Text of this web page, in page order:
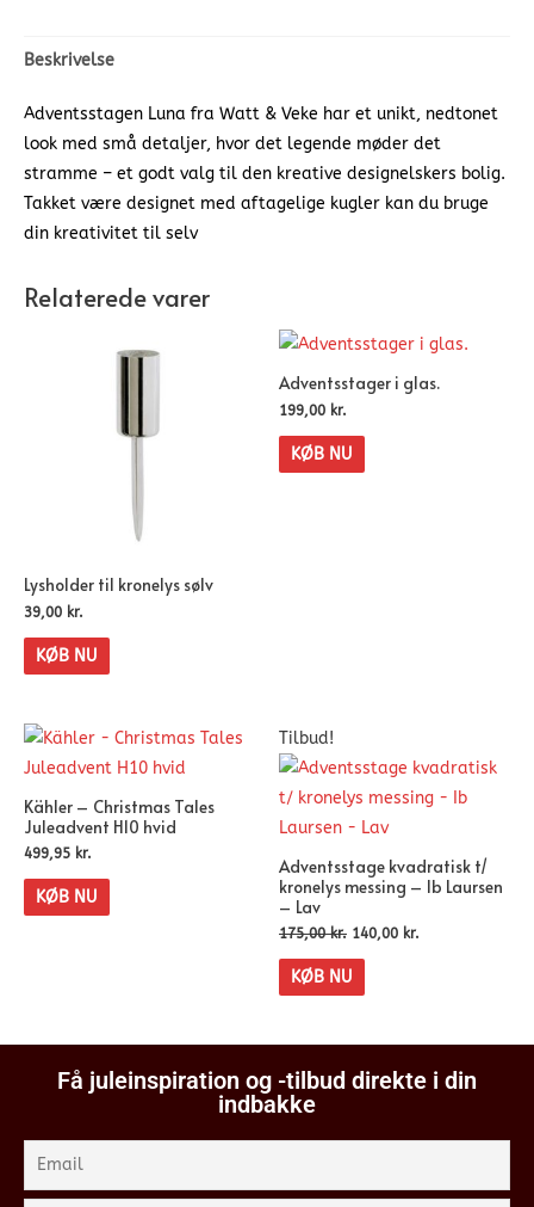
Beskrivelse
Adventsstagen Luna fra Watt & Veke har et unikt, nedtonet
look med små detaljer, hvor det legende møder det
stramme – et godt valg til den kreative designelskers bolig.
Takket være designet med aftagelige kugler kan du bruge
din kreativitet til selv
Relaterede varer
Lysholder til kronelys sølv
39,00 kr.
KØB NU
Adventsstager i glas.
199,00 kr.
KØB NU
Kähler – Christmas Tales
Juleadvent H10 hvid
499,95 kr.
KØB NU
Tilbud!
Adventsstage kvadratisk t/
kronelys messing – Ib Laursen
– Lav
175,00kr. 140,00 kr.
KØB NU
Få juleinspiration og -tilbud direkte i din
indbakke